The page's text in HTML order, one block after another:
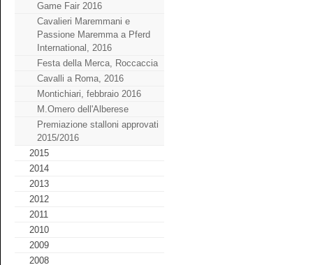
Game Fair 2016
Cavalieri Maremmani e
Passione Maremma a Pferd
International, 2016
Festa della Merca, Roccaccia
Cavalli a Roma, 2016
Montichiari, febbraio 2016
M.Omero dell'Alberese
Premiazione stalloni approvati
2015/2016
2015
2014
2013
2012
2011
2010
2009
2008